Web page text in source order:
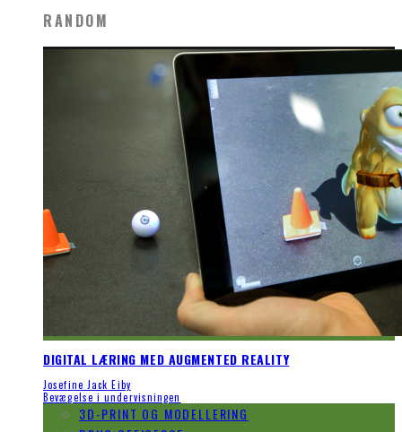
RANDOM
DIGITAL LÆRING MED AUGMENTED REALITY
Josefine Jack Eiby
Bevægelse i undervisningen
3D-PRINT OG MODELLERING